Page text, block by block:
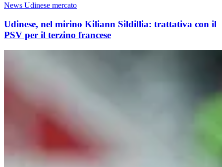
News Udinese mercato
Udinese, nel mirino Kiliann Sildillia: trattativa con il
PSV per il terzino francese